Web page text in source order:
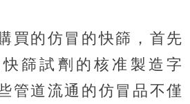
買的仿冒的快篩，首先
篩試劑的核准製造字
管道流通的仿冒品不僅